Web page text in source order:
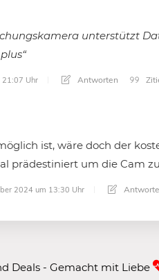
unterstützt
Uhr Antworten
ist, wäre doch der
prädestiniert um die Cam
2024 um 13:30 Uhr
Deals - Gemacht mit Liebe